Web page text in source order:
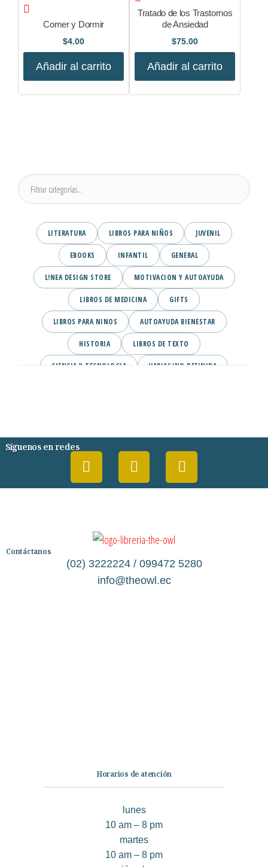
Comer y Dormir
$4.00
Añadir al carrito
Tratado de los Trastornos
de Ansiedad
$75.00
Añadir al carrito
LITERATURA LIBROS PARA NIÑOS JUVENIL
EBOOKS INFANTIL GENERAL
L!NEA DESIGN STORE MOTIVACION Y AUTOAYUDA
LIBROS DE MEDICINA GIFTS
LIBROS PARA NINOS AUTOAYUDA BIENESTAR
HISTORIA LIBROS DE TEXTO
CIENCIA Y TECNOLOGIA VARIAS/NO DEFINIDA
Síguenos en redes
Contáctanos
(02) 3222224 / 099472 5280
info@theowl.ec
Horarios de atención
lunes
10 am – 8 pm
martes
10 am – 8 pm